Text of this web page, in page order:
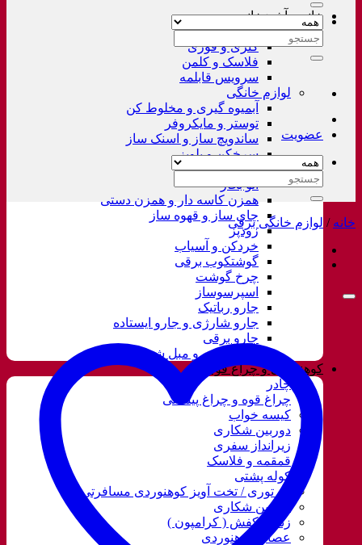
خانه و آشپزخانه
لوازم خانگی غیر برقی
کتری و قوری
فلاسک و کلمن
سرویس قابلمه
لوازم خانگی
آبمیوه گیری و مخلوط کن
توستر و مایکروفر
ساندویچ ساز و اسنک ساز
سرخکن و پلوپز
غذاساز
اتو بخار
همزن کاسه دار و همزن دستی
چای ساز و قهوه ساز
زودپز
خردکن و آسیاب
گوشتکوب برقی
چرخ گوشت
اسپرسوساز
جارو رباتیک
جارو شارژی و جارو ایستاده
جارو برقی
فرش شور و مبل شور
کوهنوردی و چراغ قوه
چادر
چراغ قوه و چراغ پیشانی
کیسه خواب
دوربین شکاری
زیرانداز سفری
قمقمه و فلاسک
کوله پشتی
ننو توری / تخت آویز کوهنوردی مسافرتی
دوربین شکاری
زنجیر کفش ( کرامپون )
عصای کوهنوردی
جستجو
عضویت
جستجو
خانه / لوازم خانگی برقی